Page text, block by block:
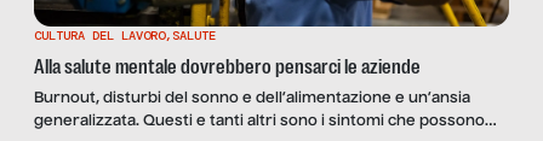
CULTURA DEL LAVORO, SALUTE
Alla salute mentale dovrebbero pensarci le aziende
Burnout, disturbi del sonno e dell’alimentazione e un’ansia
generalizzata. Questi e tanti altri sono i sintomi che possono